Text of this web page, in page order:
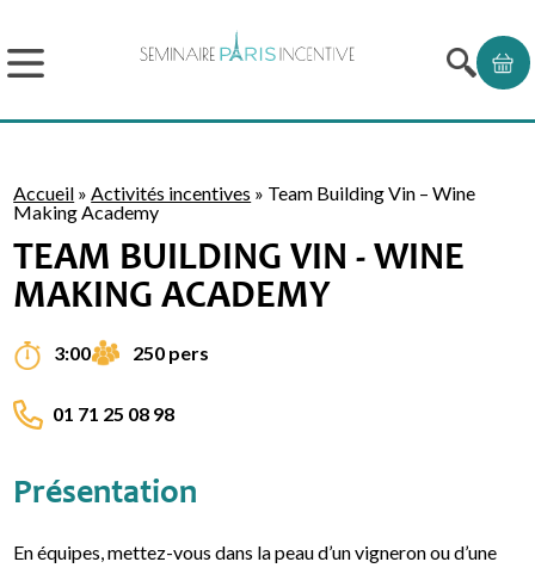
Accueil »Activités incentives » Team Building Vin – Wine
Making Academy
TEAM BUILDING VIN - WINE
MAKING ACADEMY
3:00 250 pers
01 71 25 08 98
Présentation
En équipes, mettez-vous dans la peau d’un vigneron ou d’une